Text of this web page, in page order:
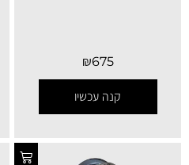
₪675
קנה עכשיו